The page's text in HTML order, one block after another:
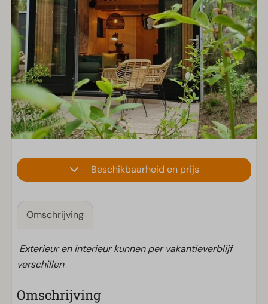
Beschikbaarheid en prijs
Omschrijving
Exterieur en interieur kunnen per vakantieverblijf
verschillen
Omschrijving